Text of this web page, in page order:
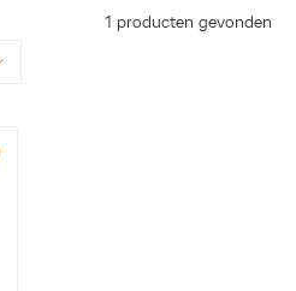
1 producten gevonden